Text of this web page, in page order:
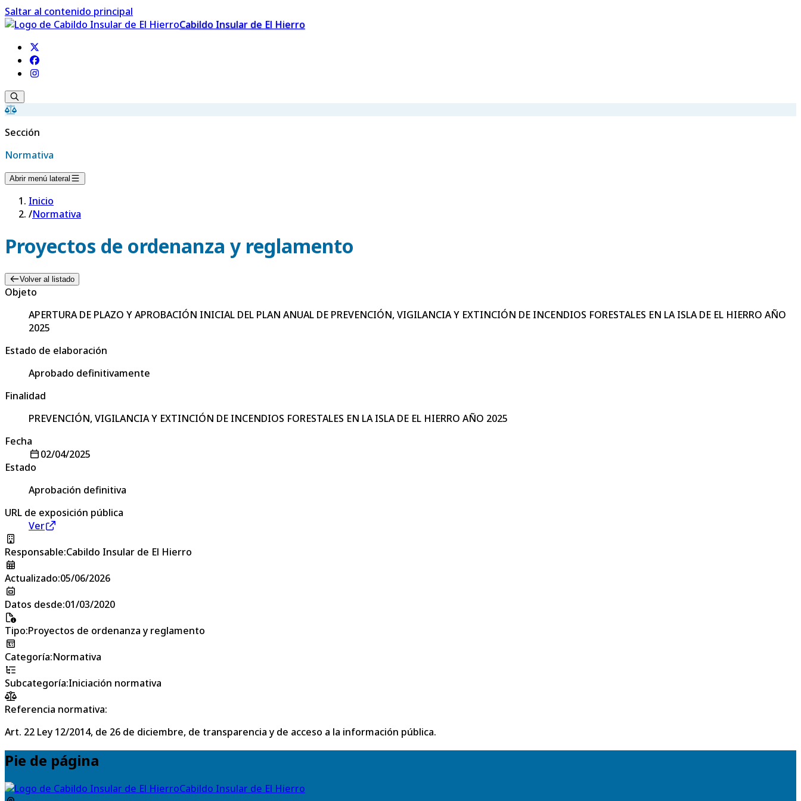
Saltar al contenido principal
Cabildo Insular de El Hierro
Sección
Normativa
Abrir menú lateral
Inicio
/Normativa
Proyectos de ordenanza y reglamento
Volver al listado
Objeto
APERTURA DE PLAZO Y APROBACIÓN INICIAL DEL PLAN ANUAL DE PREVENCIÓN, VIGILANCIA Y EXTINCIÓN DE INCENDIOS FORESTALES EN LA ISLA DE EL HIERRO AÑO
2025
Estado de elaboración
Aprobado definitivamente
Finalidad
PREVENCIÓN, VIGILANCIA Y EXTINCIÓN DE INCENDIOS FORESTALES EN LA ISLA DE EL HIERRO AÑO 2025
Fecha
02/04/2025
Estado
Aprobación definitiva
URL de exposición pública
Ver
Responsable:Cabildo Insular de El Hierro
Actualizado:05/06/2026
Datos desde:01/03/2020
Tipo:Proyectos de ordenanza y reglamento
Categoría:Normativa
Subcategoría:Iniciación normativa
Referencia normativa:
Art. 22 Ley 12/2014, de 26 de diciembre, de transparencia y de acceso a la información pública.
Pie de página
Cabildo Insular de El Hierro